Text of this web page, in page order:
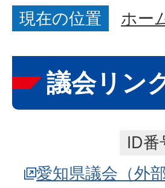
現在の位置 ホー
議会リン
ID番
愛知県議会（外